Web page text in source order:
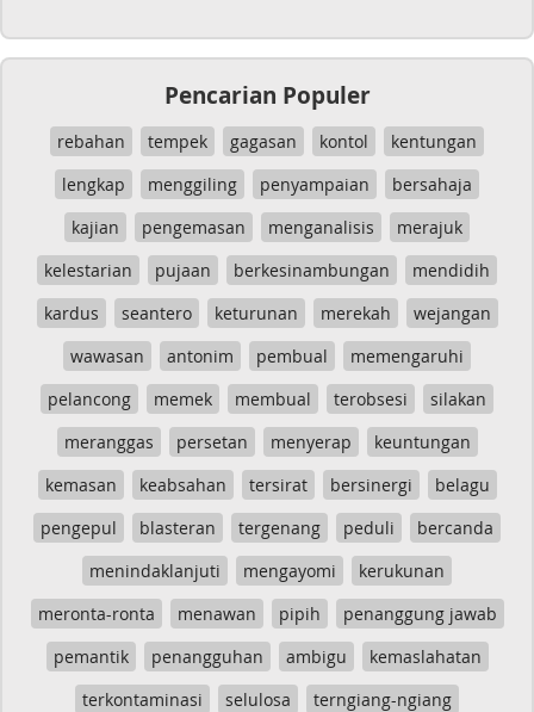
Pencarian Populer
rebahan tempek gagasan kontol
kentungan
lengkap
menggiling penyampaian
bersahaja
kajian
pengemasan menganalisis
merajuk
kelestarian
pujaan berkesinambungan
mendidih
kardus
seantero keturunan merekah
wejangan
wawasan
antonim pembual
memengaruhi
pelancong
memek membual terobsesi
silakan
meranggas
persetan menyerap
keuntungan
kemasan
keabsahan tersirat bersinergi
belagu
pengepul
blasteran tergenang peduli
bercanda
menindaklanjuti
mengayomi
kerukunan
meronta-ronta
menawan pipih
penanggung jawab
pemantik
penangguhan ambigu
kemaslahatan
terkontaminasi
selulosa
terngiang-ngiang